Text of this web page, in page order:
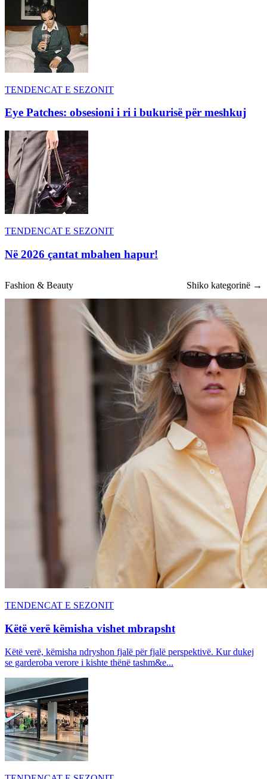
TENDENCAT E SEZONIT
Eye Patches: obsesioni i ri i bukurisë për meshkuj
TENDENCAT E SEZONIT
Në 2026 çantat mbahen hapur!
Fashion & Beauty Shiko kategorinë →
TENDENCAT E SEZONIT
Këtë verë këmisha vishet mbrapsht
Këtë verë, këmisha ndryshon fjalë për fjalë perspektivë. Kur dukej
se garderoba verore i kishte thënë tashm&e...